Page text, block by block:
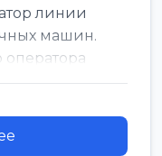
линии
машин.
оператора